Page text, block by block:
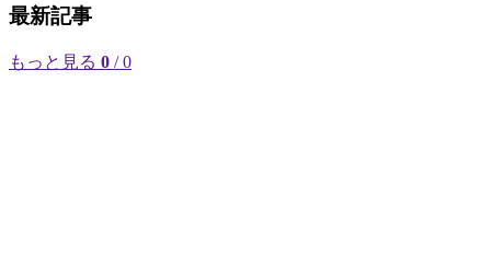
最新記事
もっと見る 0 / 0